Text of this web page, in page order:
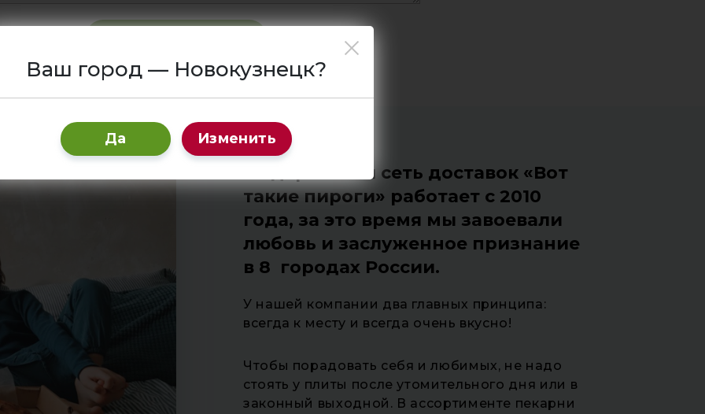
Федеральная сеть доставок «Вот
такие пироги» работает с 2010
года, за это время мы завоевали
любовь и заслуженное признание
в 8 городах России.
У нашей компании два главных принципа:
всегда к месту и всегда очень вкусно!
Чтобы порадовать себя и любимых, не надо
стоять у плиты после утомительного дня или в
законный выходной. В ассортименте пекарни
Ваш город — Новокузнецк?
Да Изменить